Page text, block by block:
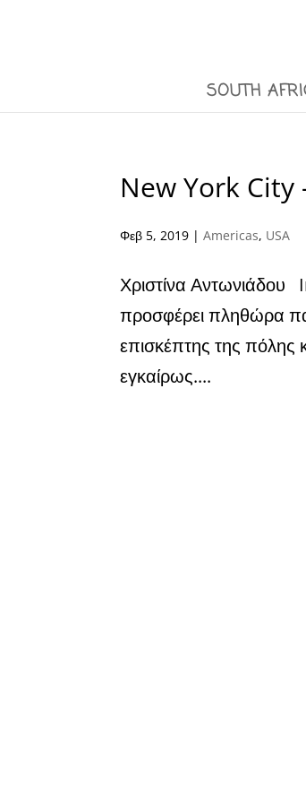
SOUTH
New York City
Φεβ 5, 2019 |Americas, USA
Χριστίνα Αντωνιάδου
προσφέρει πληθώρα
επισκέπτης της πόλης
εγκαίρως....